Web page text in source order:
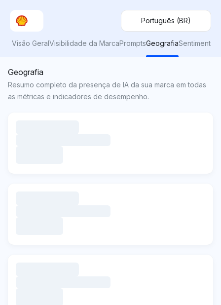
Português (BR)
Visão GeralVisibilidade da MarcaPromptsGeografiaSentimento
Geografia
Resumo completo da presença de IA da sua marca em todas
as métricas e indicadores de desempenho.